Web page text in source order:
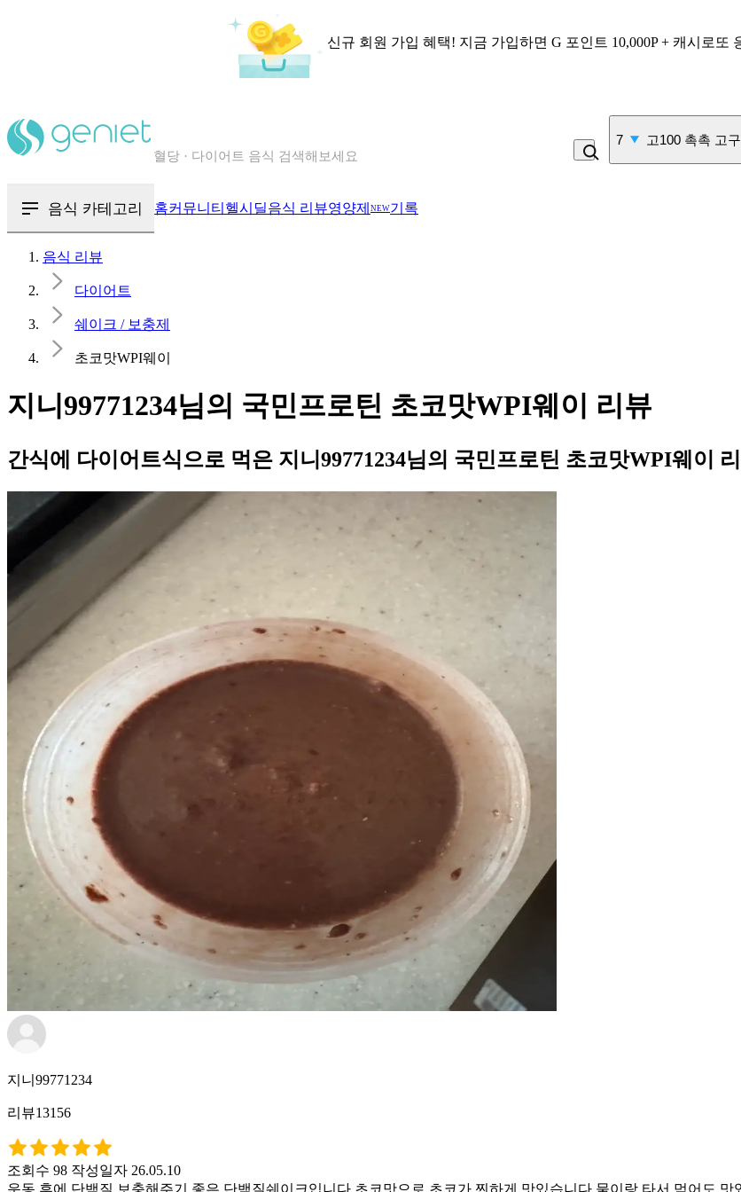
신규 회원 가입 혜택! 지금 가입하면 G 포인트 10,000P + 캐시로또
음식 · 영양제 리뷰를 찾아보세요
8 백반
음식 카테고리 홈커뮤니티 헬시딜음식 리뷰영양제 NEW기록
음식 리뷰
다이어트
쉐이크 / 보충제
초코맛WPI웨이
지니99771234님의 국민프로틴 초코맛WPI웨이 리뷰
간식에 다이어트식으로 먹은 지니99771234님의 국민프로틴 초코맛WPI웨이
지니99771234
리뷰13156
조회수 98 작성일자 26.05.10
운동 후에 단백질 보충해주기 좋은 단백질쉐이크입니다 초코맛으로 초코가 찐하게 맛있습니다 물이랑 타서 먹어도